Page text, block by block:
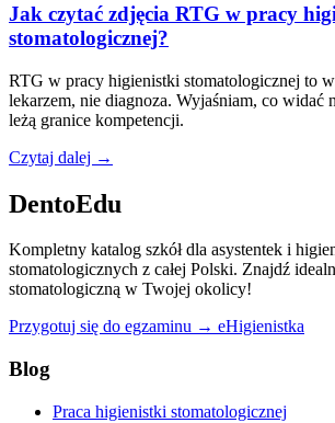
Jak czytać zdjęcia RTG w pracy
stomatologicznej?
RTG w pracy higienistki stomatologicznej to
lekarzem, nie diagnoza. Wyjaśniam, co widać
leżą granice kompetencji.
Czytaj dalej →
DentoEdu
Kompletny katalog szkół dla asystentek i
stomatologicznych z całej Polski. Znajdź
stomatologiczną w Twojej okolicy!
Przygotuj się do egzaminu → eHigienistka
Blog
Praca higienistki stomatologicznej